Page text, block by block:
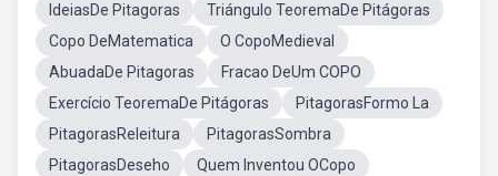
IdeiasDe Pitagoras
Triángulo TeoremaDe Pitágoras
Copo DeMatematica
O CopoMedieval
AbuadaDe Pitagoras
Fracao DeUm COPO
Exercício TeoremaDe Pitágoras
PitagorasFormo La
PitagorasReleitura
PitagorasSombra
PitagorasDeseho
Quem Inventou OCopo